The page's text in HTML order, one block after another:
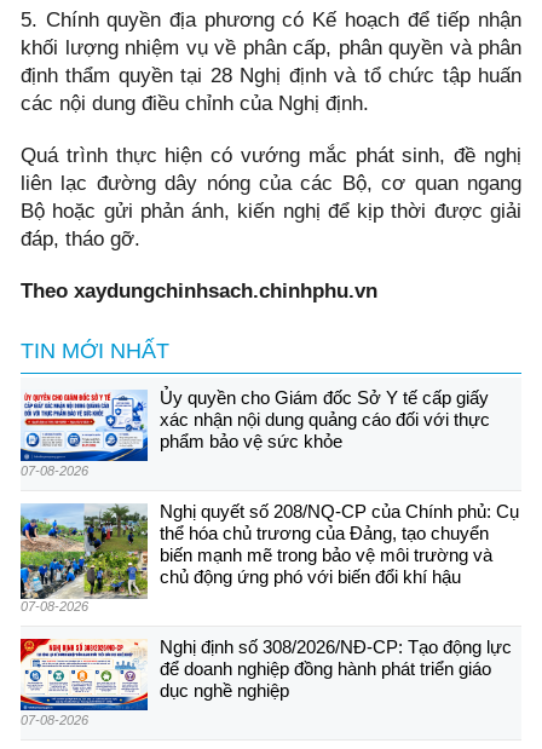
5. Chính quyền địa phương có Kế hoạch để tiếp nhận
khối lượng nhiệm vụ về phân cấp, phân quyền và phân
định thẩm quyền tại 28 Nghị định và tổ chức tập huấn
các nội dung điều chỉnh của Nghị định.
Quá trình thực hiện có vướng mắc phát sinh, đề nghị
liên lạc đường dây nóng của các Bộ, cơ quan ngang
Bộ hoặc gửi phản ánh, kiến nghị để kịp thời được giải
đáp, tháo gỡ.
Theo xaydungchinhsach.chinhphu.vn
TIN MỚI NHẤT
Ủy quyền cho Giám đốc Sở Y tế cấp giấy
xác nhận nội dung quảng cáo đối với thực
phẩm bảo vệ sức khỏe
07-08-2026
Nghị quyết số 208/NQ-CP của Chính phủ: Cụ
thể hóa chủ trương của Đảng, tạo chuyển
biến mạnh mẽ trong bảo vệ môi trường và
chủ động ứng phó với biến đổi khí hậu
07-08-2026
Nghị định số 308/2026/NĐ-CP: Tạo động lực
để doanh nghiệp đồng hành phát triển giáo
dục nghề nghiệp
07-08-2026